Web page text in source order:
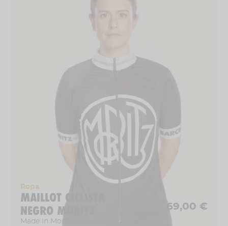
Ropa
MAILLOT CICLISTA
NEGRO MORITZ
Made in Moritz
69,00 €